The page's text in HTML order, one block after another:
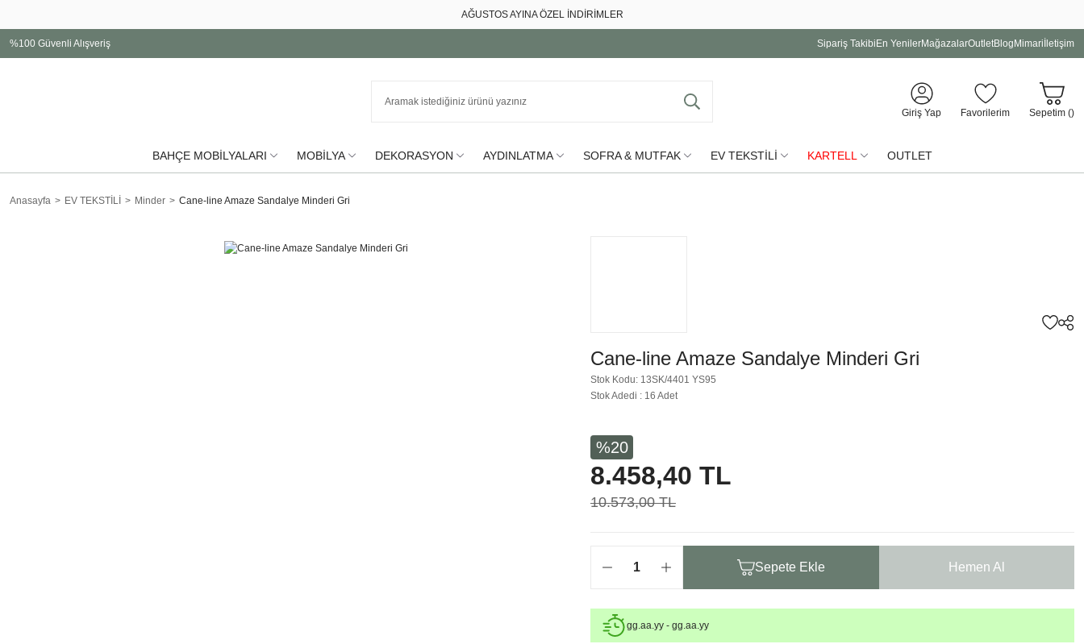
AĞUSTOS AYINA ÖZEL İNDİRİMLER
%100 Güvenli Alışveriş Sipariş Takibi En YenilerMağazalarOutletBlog Mimari İletişim
Giriş Yap Favorilerim Sepetim ()
BAHÇE MOBİLYALARI MOBİLYA DEKORASYON AYDINLATMA SOFRA & MUTFAK EV TEKSTİLİ KARTELL OUTLET
Anasayfa EV TEKSTİLİ Minder Cane-line Amaze Sandalye Minderi Gri
Cane-line Amaze Sandalye Minderi Gri
Stok Kodu: 13SK/4401 YS95
Stok Adedi : 16 Adet
%20
8.458,40 TL
10.573,00 TL
Sepete Ekle Hemen Al
gg.aa.yy - gg.aa.yy